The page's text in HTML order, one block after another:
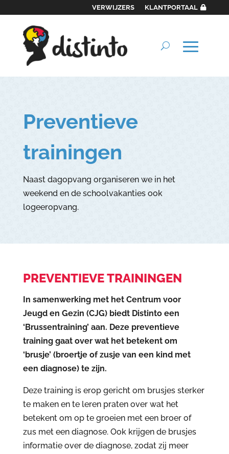
VERWIJZERS KLANTPORTAAL
Preventieve
trainingen
Naast dagopvang organiseren we in het
weekend en de schoolvakanties ook
logeeropvang.
PREVENTIEVE TRAININGEN
In samenwerking met het Centrum voor
Jeugd en Gezin (CJG) biedt Distinto een
‘Brussentraining’ aan. Deze preventieve
training gaat over wat het betekent om
‘brusje’ (broertje of zusje van een kind met
een diagnose) te zijn.
Deze training is erop gericht om brusjes sterker
te maken en te leren praten over wat het
betekent om op te groeien met een broer of
zus met een diagnose. Ook krijgen de brusjes
informatie over de diagnose, zodat zij meer